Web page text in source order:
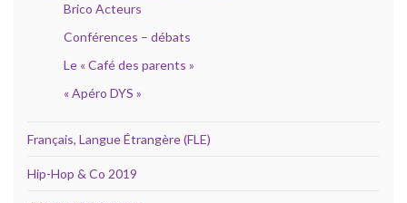
Brico Acteurs
Conférences – débats
Le « Café des parents »
« Apéro DYS »
Français, Langue Étrangère (FLE)
Hip-Hop & Co 2019